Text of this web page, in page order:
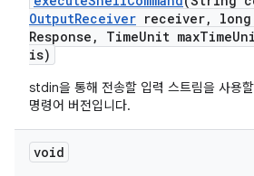
OutputReceiver receiver, long
Response , TimeUnit maxTime
is)
stdin을 통해 전송할 입력 스트림을 사용
명령어 버전입니다.
void